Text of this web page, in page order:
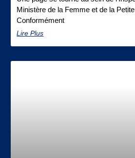
Ministère de la Femme et de la
Conformément
Lire Plus